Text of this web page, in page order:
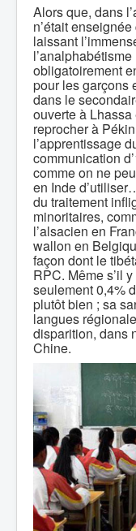
Alors que, dans
n’était
laissant
obligatoirement
pour les garçons
dans le
ouverte à
reprocher à
l’apprentissage
communication
comme on ne
en Inde
du traitement
minoritaires,
l’alsacien en
wallon en
façon dont le
RPC. Même s’il
seulement 0,4%
plutôt bien ; sa
langues
disparition, dans
Chine.